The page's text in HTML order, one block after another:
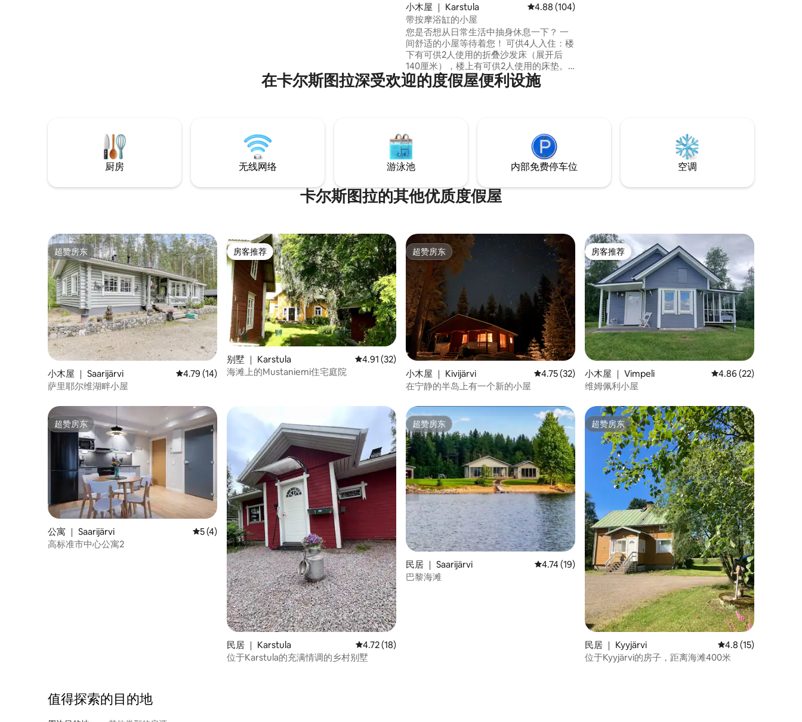
小木屋 ｜ Karstula 平均评分 4.88 分（满分 5 分），共 104 条评价
4.88 (104)
带按摩浴缸的小屋
您是否想从日常生活中抽身休息一下？ 一
间舒适的小屋等待着您！ 可供4人入住：楼
下有可供2人使用的折叠沙发床（展开后
140厘米），楼上有可供2人使用的床垫。
非常适合两人度假。 提供床上用品和毛
巾，需额外收费。 露台上始终有一个温暖
步行即可到达商店和餐厅。
在卡尔斯图拉深受欢迎的度假屋便利设施
厨房 无线网络 游泳池 内部免费停车位 空调
卡尔斯图拉的其他优质度假屋
超赞房东
超赞房东
小木屋 ｜ Saarijärvi 平均评分 4.79 分（满分 5 分），共 14 条评价
4.79 (14)
萨里耶尔维湖畔小屋
房客推荐
房客推荐
别墅 ｜ Karstula 平均评分 4.91 分（满分 5 分），共 32 条评价
4.91 (32)
海滩上的Mustaniemi住宅庭院
超赞房东
超赞房东
小木屋 ｜ Kivijärvi 平均评分 4.75 分（满分 5 分），共 32 条评价
4.75 (32)
在宁静的半岛上有一个新的小屋
房客推荐
房客推荐
小木屋 ｜ Vimpeli 平均评分 4.86 分（满
4.86 (22)
维姆佩利小屋
超赞房东
超赞房东
公寓 ｜ Saarijärvi 平均评分 5 分（满分 5 分），共 4 条评价
5 (4)
高标准市中心公寓2
民居 ｜ Karstula 平均评分 4.72 分（满分 5 分），共 18 条评价
4.72 (18)
位于Karstula的充满情调的乡村别墅
超赞房东
超赞房东
民居 ｜ Saarijärvi 平均评分 4.74 分（满分 5 分），共 19 条评价
4.74 (19)
巴黎海滩
超赞房东
超赞房东
民居 ｜ Kyyjärvi 平均评分 4.8 分（满
4.8 (15)
位于Kyyjärvi的房子，距离海滩400米
值得探索的目的地